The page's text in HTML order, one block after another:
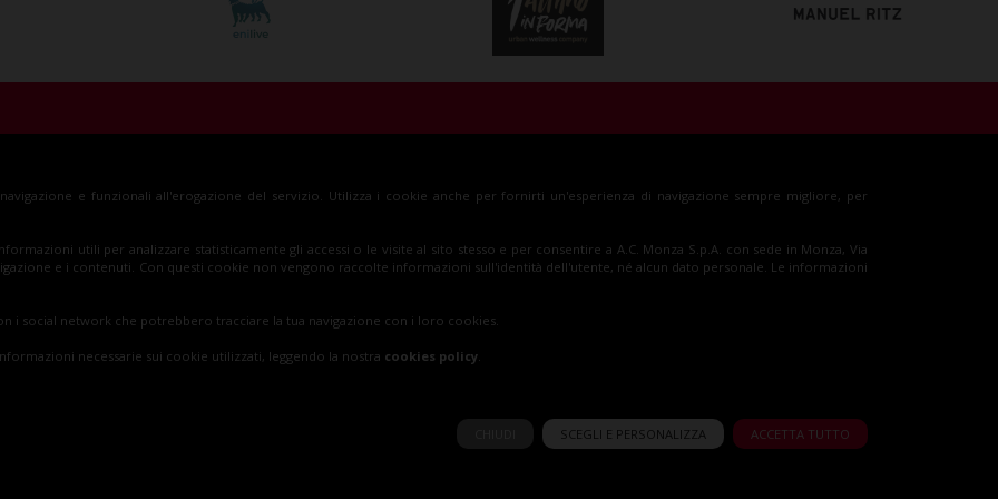
(MB)
e funzionali all'erogazione del servizio. Utilizza i cookie anche per fornirti un'esperienza di navigazione sempre migliore, per
utili per analizzare statisticamente gli accessi o le visite al sito stesso e per consentire a A.C. Monza S.p.A. con sede in Monza, Via
e i contenuti. Con questi cookie non vengono raccolte informazioni sull'identità dell'utente, né alcun dato personale. Le informazioni
i social network che potrebbero tracciare la tua navigazione con i loro cookies.
necessarie sui cookie utilizzati, leggendo la nostra cookies policy.
SCEGLI E PERSONALIZZA ACCETTA TUTTO